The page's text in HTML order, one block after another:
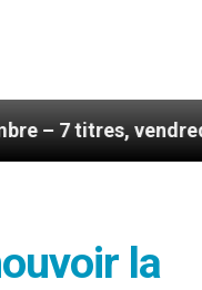
7 août 2026
la